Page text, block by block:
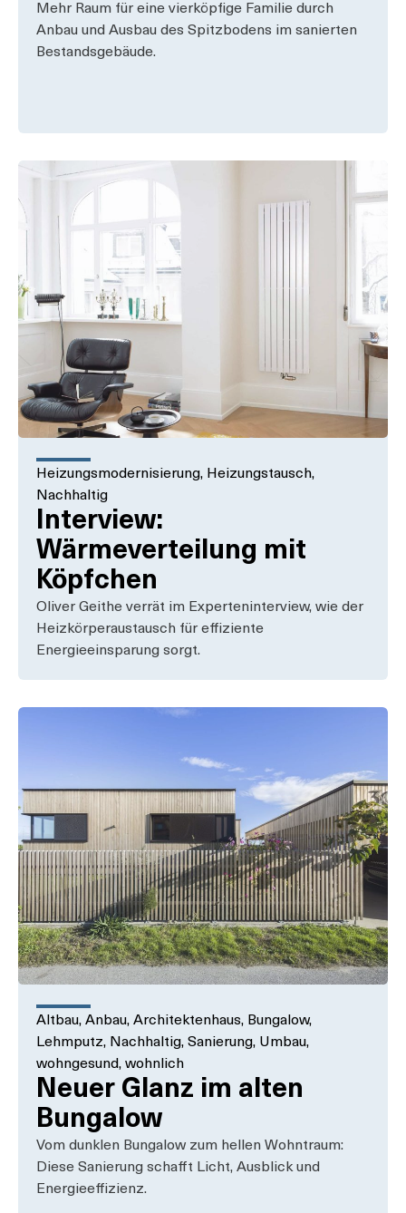
Mehr Raum für eine vierköpfige Familie durch
Anbau und Ausbau des Spitzbodens im sanierten
Bestandsgebäude.
Heizungsmodernisierung, Heizungstausch,
Nachhaltig
Interview:
Wärmeverteilung mit
Köpfchen
Oliver Geithe verrät im Experteninterview, wie der
Heizkörperaustausch für effiziente
Energieeinsparung sorgt.
Altbau, Anbau, Architektenhaus, Bungalow,
Lehmputz, Nachhaltig, Sanierung, Umbau,
wohngesund, wohnlich
Neuer Glanz im alten
Bungalow
Vom dunklen Bungalow zum hellen Wohntraum:
Diese Sanierung schafft Licht, Ausblick und
Energieeffizienz.